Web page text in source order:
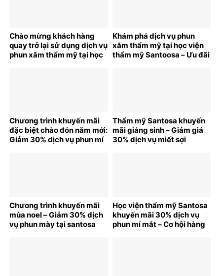
Chào mừng khách hàng
quay trở lại sử dụng dịch vụ
phun xăm thẩm mỹ tại học
Khám phá dịch vụ phun
xăm thẩm mỹ tại học viện
thẩm mỹ Santoosa – Ưu đãi
Chương trình khuyến mãi
đặc biệt chào đón năm mới:
Giảm 30% dịch vụ phun mí
Thẩm mỹ Santosa khuyến
mãi giáng sinh – Giảm giá
30% dịch vụ miết sợi
Chương trình khuyến mãi
mùa noel – Giảm 30% dịch
vụ phun mày tại santosa
Học viện thẩm mỹ Santosa
khuyến mãi 30% dịch vụ
phun mí mắt – Cơ hội hàng